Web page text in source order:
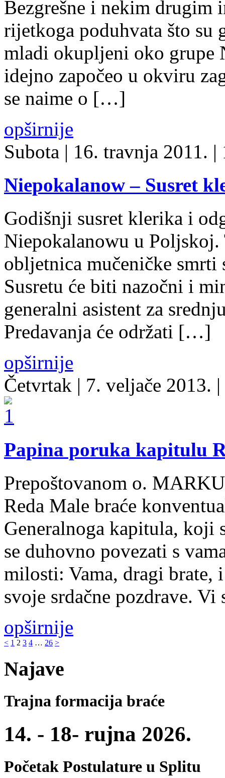
Bezgrešne i nekim
rijetkoga poduhvata što su
mladi okupljeni oko grupe
idejno započeo u okviru
se naime o […]
opširnije
Subota | 16. travnja 2011. |
Niepokalanow – Susret
Godišnji susret klerika i
Niepokalanowu u Poljskoj.
obljetnica mučeničke
Susretu će biti nazočni i
generalni asistent za
Predavanja će održati […]
opširnije
Četvrtak | 7. veljače 2013. |
Papina poruka kapitulu
Prepoštovanom o.
Reda Male braće
Generalnoga kapitula, koji
se duhovno povezati s
milosti: Vama, dragi brate,
svoje srdačne pozdrave.
opširnije
< 1 2 3 4 … 26 >
Najave
Trajna formacija braće
14. - 18- rujna 2026.
Početak Postulature u Splitu